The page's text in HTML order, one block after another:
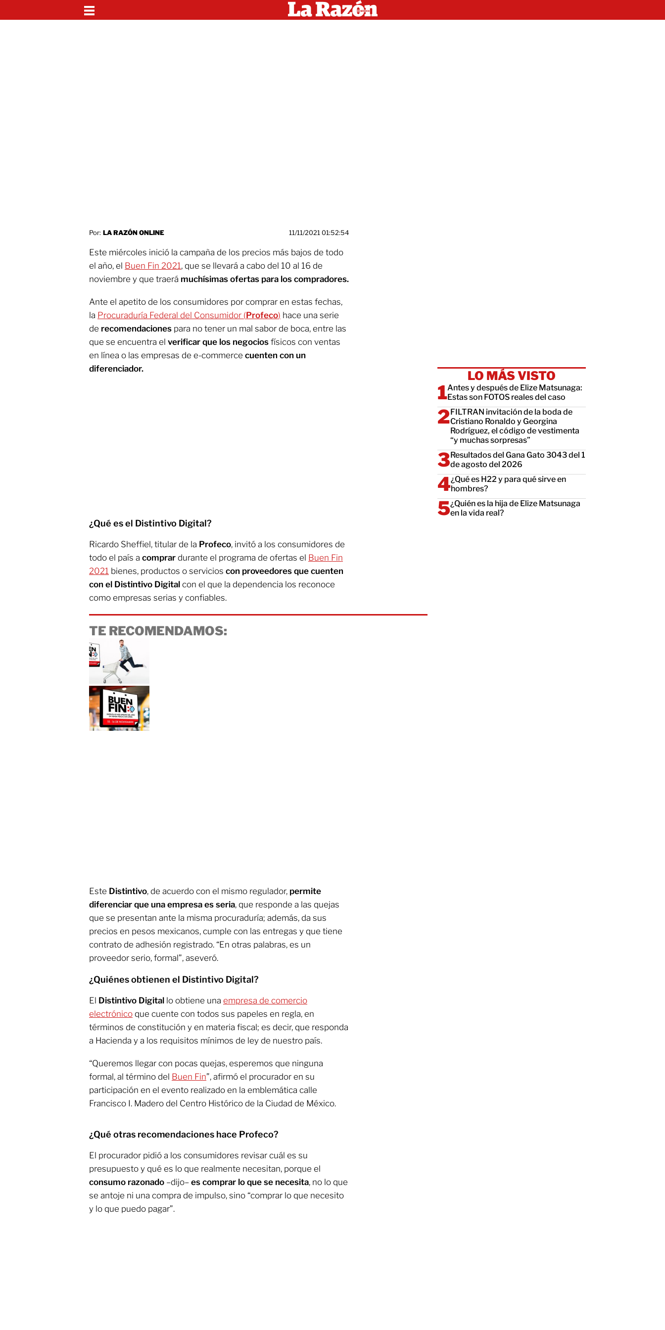
Por: LA RAZÓN ONLINE 11/11/2021 01:52:54
Este miércoles inició la campaña de los precios más bajos de todo
el año, el Buen Fin 2021, que se llevará a cabo del 10 al 16 de
noviembre y que traerá muchísimas ofertas para los compradores.
Ante el apetito de los consumidores por comprar en estas fechas,
la Procuraduría Federal del Consumidor (Profeco) hace una serie
de recomendaciones para no tener un mal sabor de boca, entre las
que se encuentra el verificar que los negocios físicos con ventas
en línea o las empresas de e-commerce cuenten con un
diferenciador.
¿Qué es el Distintivo Digital?
Ricardo Sheffiel, titular de la Profeco, invitó a los consumidores de
todo el país a comprar durante el programa de ofertas el Buen Fin
2021 bienes, productos o servicios con proveedores que cuenten
con el Distintivo Digital con el que la dependencia los reconoce
como empresas serias y confiables.
TE RECOMENDAMOS:
Este Distintivo, de acuerdo con el mismo regulador, permite
diferenciar que una empresa es seria, que responde a las quejas
que se presentan ante la misma procuraduría; además, da sus
precios en pesos mexicanos, cumple con las entregas y que tiene
contrato de adhesión registrado. “En otras palabras, es un
proveedor serio, formal”, aseveró.
¿Quiénes obtienen el Distintivo Digital?
El Distintivo Digital lo obtiene una empresa de comercio
electrónico que cuente con todos sus papeles en regla, en
términos de constitución y en materia fiscal; es decir, que responda
a Hacienda y a los requisitos mínimos de ley de nuestro país.
“Queremos llegar con pocas quejas, esperemos que ninguna
formal, al término del Buen Fin”, afirmó el procurador en su
participación en el evento realizado en la emblemática calle
Francisco I. Madero del Centro Histórico de la Ciudad de México.
¿Qué otras recomendaciones hace Profeco?
El procurador pidió a los consumidores revisar cuál es su
presupuesto y qué es lo que realmente necesitan, porque el
consumo razonado –dijo– es comprar lo que se necesita, no lo que
se antoje ni una compra de impulso, sino “comprar lo que necesito
y lo que puedo pagar”.
LO MÁS VISTO
Antes y después de Elize Matsunaga:
Estas son FOTOS reales del caso
FILTRAN invitación de la boda de
Cristiano Ronaldo y Georgina
Rodríguez, el código de vestimenta
“y muchas sorpresas”
Resultados del Gana Gato 3043 del 1
de agosto del 2026
¿Qué es H22 y para qué sirve en
hombres?
¿Quién es la hija de Elize Matsunaga
en la vida real?